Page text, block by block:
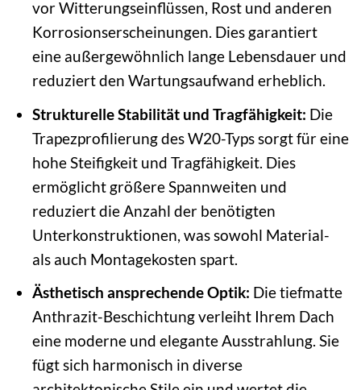
vor Witterungseinflüssen, Rost und anderen
Korrosionserscheinungen. Dies garantiert
eine außergewöhnlich lange Lebensdauer und
reduziert den Wartungsaufwand erheblich.
Strukturelle Stabilität und Tragfähigkeit: Die
Trapezprofilierung des W20-Typs sorgt für eine
hohe Steifigkeit und Tragfähigkeit. Dies
ermöglicht größere Spannweiten und
reduziert die Anzahl der benötigten
Unterkonstruktionen, was sowohl Material-
als auch Montagekosten spart.
Ästhetisch ansprechende Optik: Die tiefmatte
Anthrazit-Beschichtung verleiht Ihrem Dach
eine moderne und elegante Ausstrahlung. Sie
fügt sich harmonisch in diverse